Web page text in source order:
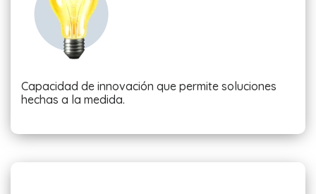
Capacidad de innovación que permite soluciones
hechas a la medida.